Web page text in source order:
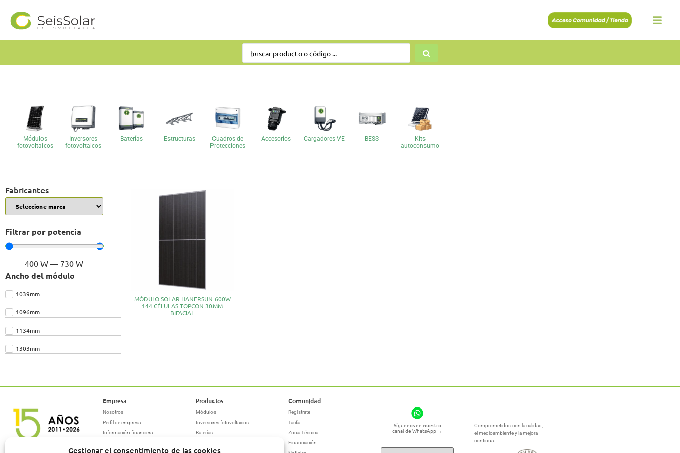
Gestionar el consentimiento de las cookies
Módulos
fotovoltaicos
Inversores
fotovoltaicos
Baterías Estructuras
Cuadros de
Protecciones
Accesorios Cargadores VE BESS
Kits
autoconsumo
Fabricantes
Filtrar por potencia
400 W — 730 W
Ancho del módulo
1039mm
1096mm
1134mm
1303mm
MÓDULO SOLAR HANERSUN 600W
144 CÉLULAS TOPCON 30MM
BIFACIAL
Empresa
Nosotros
Perfil de empresa
Información financiera
Productos
Módulos
Inversores fotovoltaicos
Baterías
Comunidad
Regístrate
Tarifa
Zona Técnica
Financiación
Síguenos en nuestro
canal de WhatsApp →
Comprometidos con la calidad,
el medioambiente y la mejora
continua.